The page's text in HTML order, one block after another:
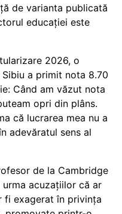
de varianta publicată
educației este
2026, o
a primit nota 8.70
Când am văzut nota
opri din plâns.
că lucrarea mea nu a
adevăratul sens al
de la Cambridge
acuzațiilor că ar
fi exagerat în privința